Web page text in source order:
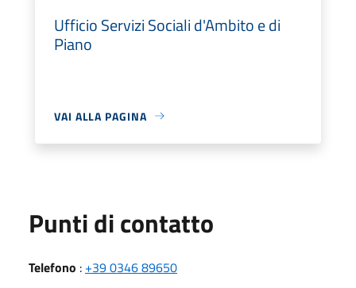
Ufficio Servizi Sociali d'Ambito e di
Piano
VAI ALLA PAGINA
Punti di contatto
Telefono : +39 0346 89650